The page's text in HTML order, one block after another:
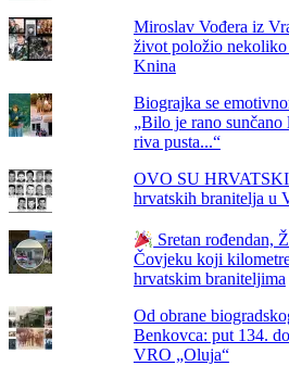
Miroslav Vođera iz
život položio nekoliko
Knina
Biograjka se
„Bilo je rano
riva pusta...“
OVO SU
hrvatskih branitelja u
Sretan rođendan,
Čovjeku koji
hrvatskim braniteljima
Od obrane
Benkovca: put 134.
VRO „Oluja“